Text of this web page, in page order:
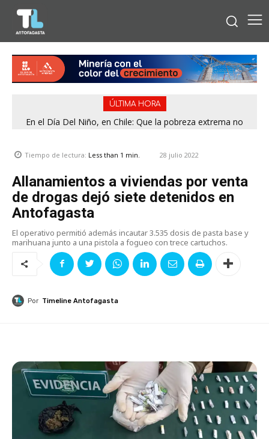
ÚLTIMA HORA
En el Día Del Niño, en Chile: Que la pobreza extrema no
Tiempo de lectura: Less than 1 min. 28 julio 2022
Allanamientos a viviendas por venta
de drogas dejó siete detenidos en
Antofagasta
El operativo permitió además incautar 3.535 dosis de pasta base y
marihuana junto a una pistola a fogueo con trece cartuchos.
Por Timeline Antofagasta